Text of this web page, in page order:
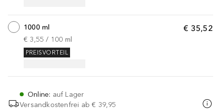
€ 35,52
1000 ml
€ 3,55 / 100 ml
PREISVORTEIL
Online: auf Lager
Versandkostenfrei ab € 39,95